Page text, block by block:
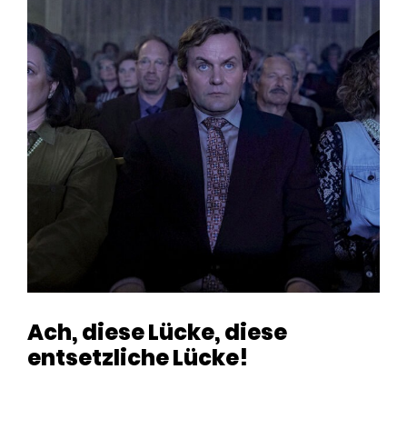
Ach, diese Lücke, diese
entsetzliche Lücke!